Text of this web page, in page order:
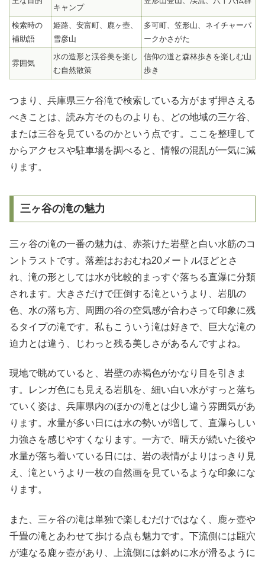
キャンプ
検索時の
補助語
姫路、安富町、鹿ヶ壺、
雪彦山
多可町、笠形山、ネイチャーパ
ークかさがた
雰囲気
水の造形と渓谷美を楽し
む自然散策
信仰の道と森林歩きを楽しむ山
歩き
つまり、兵庫県三ケ谷滝で検索している方がまず押さえる
べきことは、読み方そのものよりも、どの地域の三ケ谷、
または三谷を見ているのかという点です。ここを整理して
からアクセスや駐車場を調べると、情報の混乱が一気に減
ります。
三ヶ谷の滝の魅力
三ヶ谷の滝の一番の魅力は、 赤茶けた岩壁と白い水筋のコ
ントラスト です。落差はおおむね20メートルほどとさ
れ、滝の形としては水が比較的まっすぐ落ちる直瀑に分類
されます。大きさだけで圧倒する滝というより、岩肌の
色、水の落ち方、周囲の谷の空気感が合わさって印象に残
るタイプの滝です。私もこういう滝は好きで、巨大な滝の
迫力とは違う、じわっと残る美しさがあるんですよね。
現地で眺めていると、岩壁の赤褐色がかなり目を引きま
す。レンガ色にも見える岩肌を、細い白い水がすっと落ち
ていく姿は、兵庫県内のほかの滝とは少し違う雰囲気があ
ります。水量が多い日には水の勢いが増して、直瀑らしい
力強さを感じやすくなります。一方で、晴天が続いた後や
水量が落ち着いている日には、岩の表情がよりはっきり見
え、滝というより一枚の自然画を見ているような印象にな
ります。
また、三ヶ谷の滝は単独で楽しむだけではなく、鹿ヶ壺や
千畳の滝とあわせて歩ける点も魅力です。下流側には甌穴
が連なる鹿ヶ壺があり、上流側には斜めに水が滑るように